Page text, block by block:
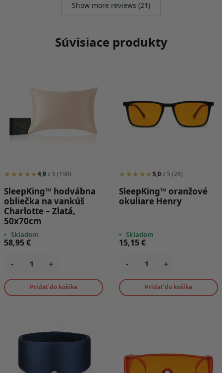
Show more reviews (21)
Súvisiace produkty
★★★★★4,9 z 5 (190)
SleepKing™ hodvábna
obliečka na vankúš
Charlotte – Zlatá,
50x70cm
• Skladom
58,95€
- +
Pridať do košíka
★★★★★5,0 z 5 (26)
SleepKing™ oranžové
okuliare Henry
• Skladom
15,15€
- +
Pridať do košíka